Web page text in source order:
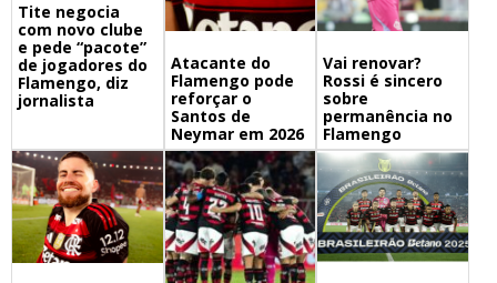
Tite negocia
com novo clube
e pede “pacote”
de jogadores do
Flamengo, diz
jornalista
Atacante do
Flamengo pode
reforçar o
Santos de
Neymar em 2026
Vai renovar?
Rossi é sincero
sobre
permanência no
Flamengo